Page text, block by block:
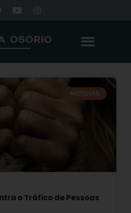
NOTÍCIAS
o Tráfico de Pessoas